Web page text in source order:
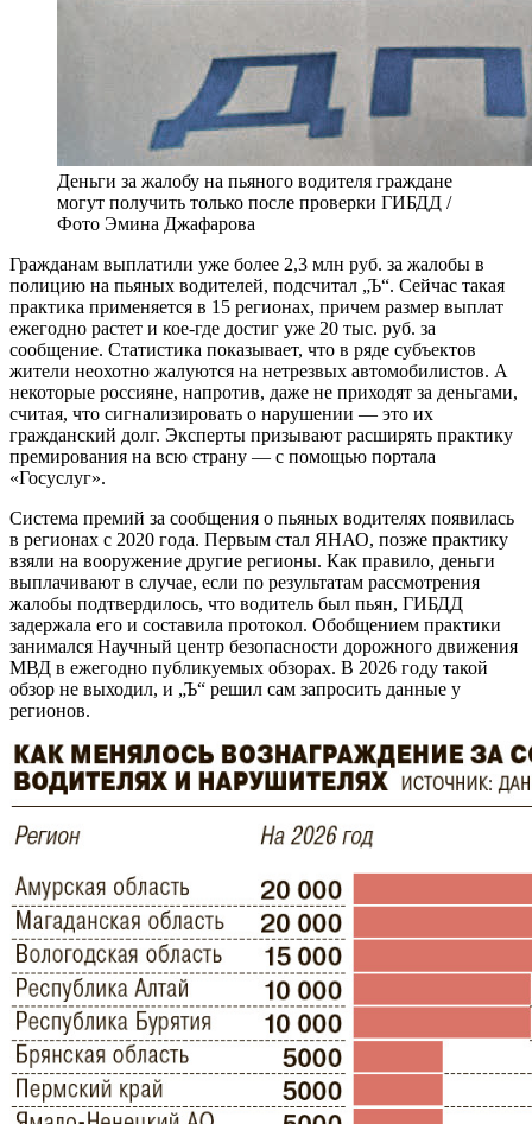
Деньги за жалобу на пьяного водителя граждане
могут получить только после проверки ГИБДД /
Фото Эмина Джафарова
Гражданам выплатили уже более 2,3 млн руб. за жалобы в
полицию на пьяных водителей, подсчитал „Ъ“. Сейчас такая
практика применяется в 15 регионах, причем размер выплат
ежегодно растет и кое-где достиг уже 20 тыс. руб. за
сообщение. Статистика показывает, что в ряде субъектов
жители неохотно жалуются на нетрезвых автомобилистов. А
некоторые россияне, напротив, даже не приходят за деньгами,
считая, что сигнализировать о нарушении — это их
гражданский долг. Эксперты призывают расширять практику
премирования на всю страну — с помощью портала
«Госуслуг».
Система премий за сообщения о пьяных водителях появилась
в регионах с 2020 года. Первым стал ЯНАО, позже практику
взяли на вооружение другие регионы. Как правило, деньги
выплачивают в случае, если по результатам рассмотрения
жалобы подтвердилось, что водитель был пьян, ГИБДД
задержала его и составила протокол. Обобщением практики
занимался Научный центр безопасности дорожного движения
МВД в ежегодно публикуемых обзорах. В 2026 году такой
обзор не выходил, и „Ъ“ решил сам запросить данные у
регионов.